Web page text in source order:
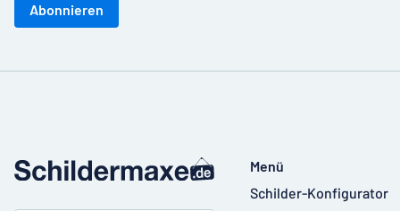
Abonnieren
Menü
Schilder-Konfigurator